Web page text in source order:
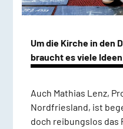
Um die Kirche in den
braucht es viele Ideen
Auch Mathias Lenz,
Nordfriesland, ist
doch reibungslos das